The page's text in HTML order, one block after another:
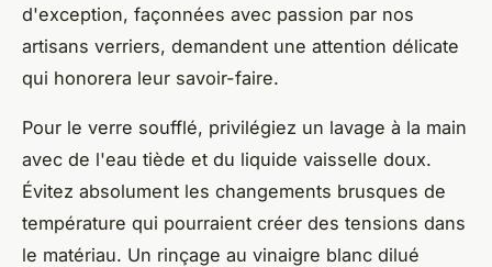
d'exception, façonnées avec passion par nos
artisans verriers, demandent une attention délicate
qui honorera leur savoir-faire.
Pour le verre soufflé, privilégiez un lavage à la main
avec de l'eau tiède et du liquide vaisselle doux.
Évitez absolument les changements brusques de
température qui pourraient créer des tensions dans
le matériau. Un rinçage au vinaigre blanc dilué